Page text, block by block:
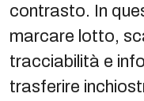
contrasto. In
marcare lotto,
tracciabilità e
trasferire